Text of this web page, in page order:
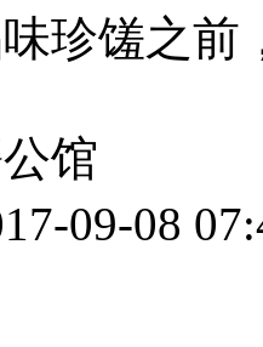
珍馐之
馆
09-08